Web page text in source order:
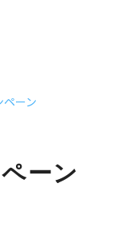
ーン
ーン